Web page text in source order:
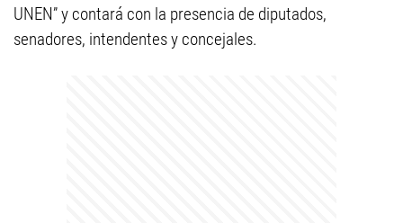
UNEN” y contará con la presencia de diputados,
senadores, intendentes y concejales.